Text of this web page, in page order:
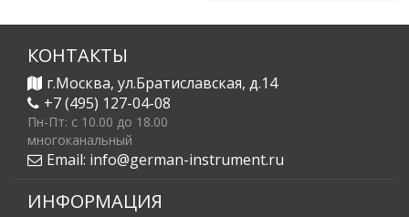
КОНТАКТЫ
г.Москва, ул.Братиславская, д.14
+7 (495) 127-04-08
Пн-Пт: c 10.00 до 18.00
многоканальный
Email: info@german-instrument.ru
ИНФОРМАЦИЯ